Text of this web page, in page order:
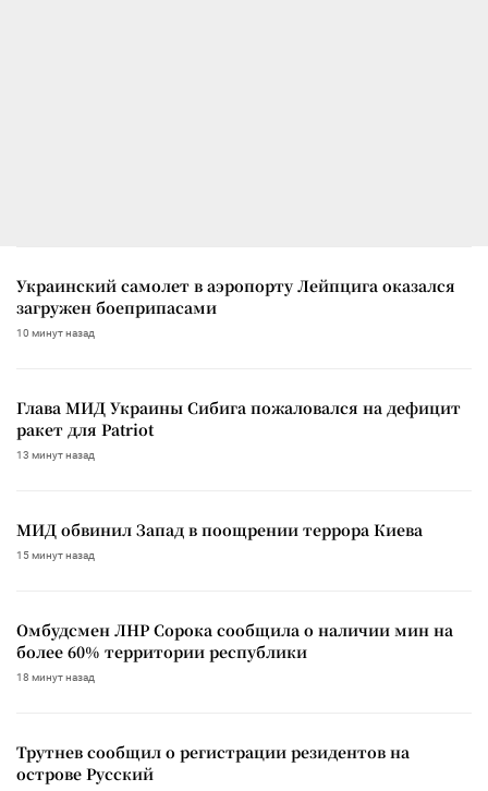
Украинский самолет в аэропорту Лейпцига оказался
загружен боеприпасами
10 минут назад
Глава МИД Украины Сибига пожаловался на дефицит
ракет для Patriot
13 минут назад
МИД обвинил Запад в поощрении террора Киева
15 минут назад
Омбудсмен ЛНР Сорока сообщила о наличии мин на
более 60% территории республики
18 минут назад
Трутнев сообщил о регистрации резидентов на
острове Русский